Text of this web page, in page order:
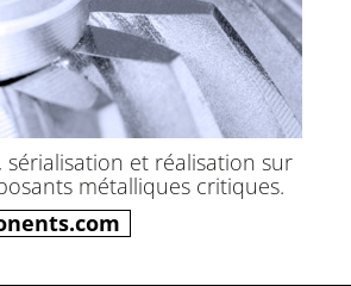
sérialisation et réalisation sur
métalliques critiques.